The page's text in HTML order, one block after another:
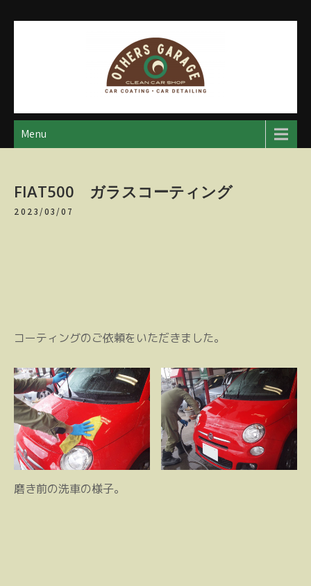
アザースガレージ
【神奈川・厚木・愛川】カーメンテナンス
Menu
FIAT500 ガラスコーティング
2023/03/07
コーティングのご依頼をいただきました。
磨き前の洗車の様子。